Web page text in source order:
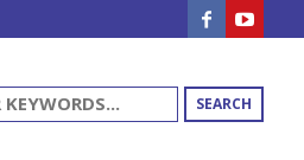
SEARCH